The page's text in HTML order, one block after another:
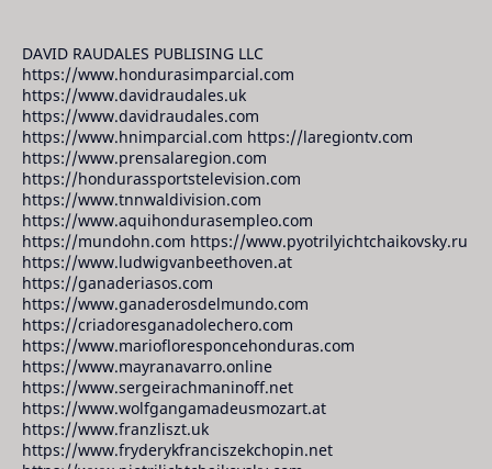
DAVID RAUDALES PUBLISING LLC
https://www.hondurasimparcial.com
https://www.davidraudales.uk
https://www.davidraudales.com
https://www.hnimparcial.com https://laregiontv.com
https://www.prensalaregion.com
https://hondurassportstelevision.com
https://www.tnnwaldivision.com
https://www.aquihondurasempleo.com
https://mundohn.com https://www.pyotrilyichtchaikovsky.ru
https://www.ludwigvanbeethoven.at
https://ganaderiasos.com
https://www.ganaderosdelmundo.com
https://criadoresganadolechero.com
https://www.mariofloresponcehonduras.com
https://www.mayranavarro.online
https://www.sergeirachmaninoff.net
https://www.wolfgangamadeusmozart.at
https://www.franzliszt.uk
https://www.fryderykfranciszekchopin.net